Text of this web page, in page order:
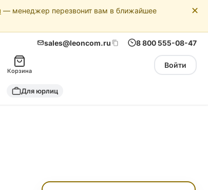
— менеджер перезвонит вам в ближайшее
✕
sales@leoncom.ru 8 800 555-08-47
Корзина
Войти
Драйкулеры (сухие охладители)
Для юрлиц